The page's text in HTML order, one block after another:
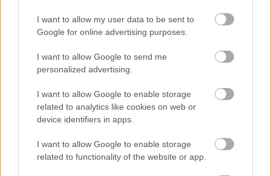
I want to allow my user data to be sent to
Google for online advertising purposes.
I want to allow Google to send me
personalized advertising.
I want to allow Google to enable storage
related to analytics like cookies on web or
device identifiers in apps.
I want to allow Google to enable storage
related to functionality of the website or app.
Őrület: magyar klubnál lehet profi labdarúgó Usain
Hazai érdeklődésről is hallani!
2018.07.19.